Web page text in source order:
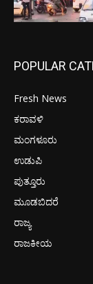
POPULAR
Fresh News
ಕರಾವಳಿ
ಮಂಗಳೂರು
ಉಡುಪಿ
ಪುತ್ತೂರು
ಮೂಡಬಿದರೆ
ರಾಜ್ಯ
ರಾಜಕೀಯ